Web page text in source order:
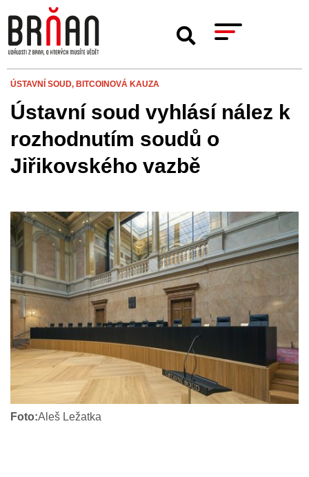
ÚSTAVNÍ SOUD, BITCOINOVÁ KAUZA
Ústavní soud vyhlásí nález k
rozhodnutím soudů o
Jiřikovského vazbě
Foto:Aleš Ležatka